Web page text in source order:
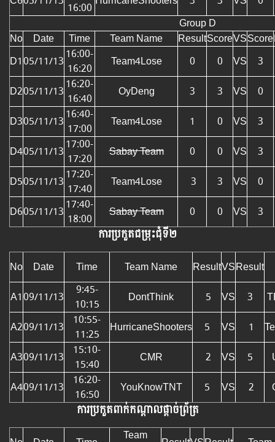
16:00
Group D
No
Date Time Team Name ResultScoreVSScore
D105/11/1316:00-
16:20
Team4Lose 0 0 VS
3
D205/11/1316:20-
16:40
OyDeng 3 3 VS
0
D305/11/1316:40-
17:00
Team4Lose 1 0 VS
3
D405/11/1317:00-
17:20
Sabay Team 0 0 VS
3
D505/11/1317:20-
17:40
Team4Lose 3 3 VS
0
D605/11/1317:40-
18:00
Sabay Team 0 0 VS
3
ការប្រកួតជម្រុះជុំទី២
No
Date Time Team Name ResultVSResult
A109/11/13
9:45-
10:15
DontThink 5 VS 3
A209/11/13 10:55-
11:25
HurricaneShooters 5 VS 1
A309/11/13 15:10-
15:40
CMR 2 VS 5
A409/11/13 16:20-
16:50
YouKnowTNT 5 VS 2
ការប្រកួតពាក់កណ្តាលផ្តាច់ព្រ័ត្រ
Team